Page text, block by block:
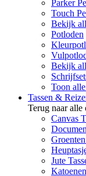
Parker
Touch
Bekijk
Potloden
Bekijk
Toon
Tassen &
Terug naar alle
Canvas
Jute